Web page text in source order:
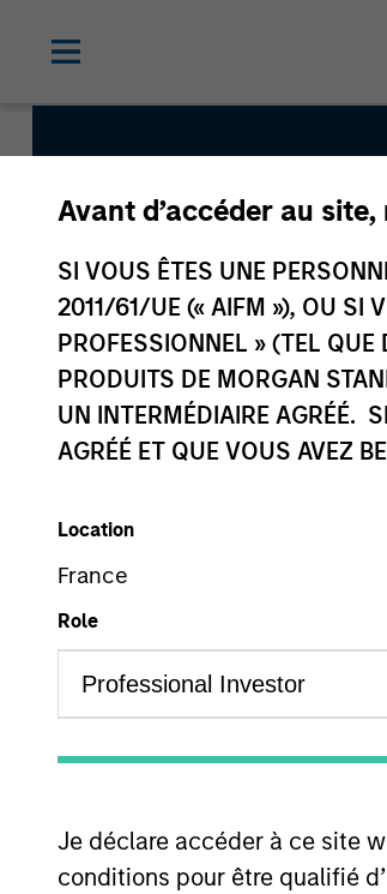
Avant d’accéder au
SI VOUS ÊTES UNE
2011/61/UE (« AIFM »), OU SI
PROFESSIONNEL » (TEL
PRODUITS DE MORGAN
UN INTERMÉDIAIRE AGRÉÉ.
AGRÉÉ ET QUE VOUS AVEZ
Location
France
Role
Je déclare accéder à ce site
conditions pour être qualifié d’
We